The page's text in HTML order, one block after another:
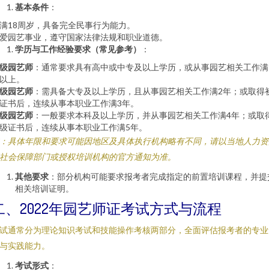
基本条件 ：
18周岁，具备完全民事行为能力。
园艺事业，遵守国家法律法规和职业道德。
学历与工作经验要求（常见参考）
：
园艺师 ：通常要求具有高中或中专及以上学历，或从事园艺相关工作
上。
园艺师 ：需具备大专及以上学历，且从事园艺相关工作满2年；或取得
书后，连续从事本职业工作满3年。
园艺师 ：一般要求本科及以上学历，并从事园艺相关工作满4年；或取
证书后，连续从事本职业工作满5年。
具体年限和要求可能因地区及具体执行机构略有不同，请以当地人力
会保障部门或授权培训机构的官方通知为准。
其他要求 ：部分机构可能要求报考者完成指定的前置培训课程，并提
相关培训证明。
、2022年园艺师证考试方式与流程
通常分为理论知识考试和技能操作考核两部分，全面评估报考者的专
实践能力。
考试形式 ：